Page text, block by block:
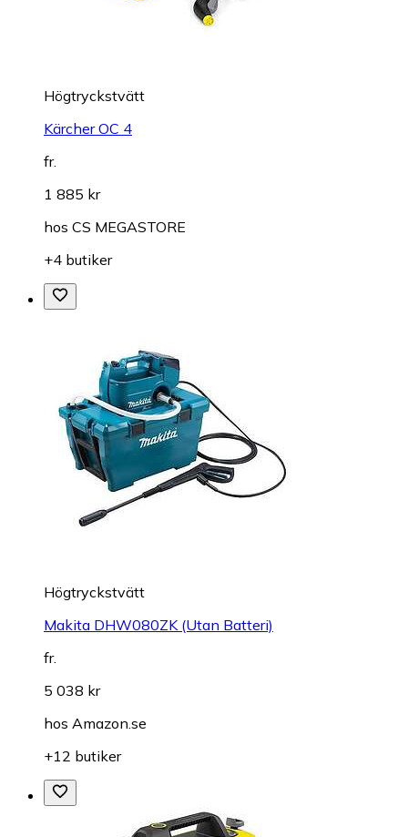
Högtryckstvätt
Kärcher OC 4
fr.
1 885 kr
hos CS MEGASTORE
+4 butiker
Högtryckstvätt
Makita DHW080ZK (Utan Batteri)
fr.
5 038 kr
hos Amazon.se
+12 butiker